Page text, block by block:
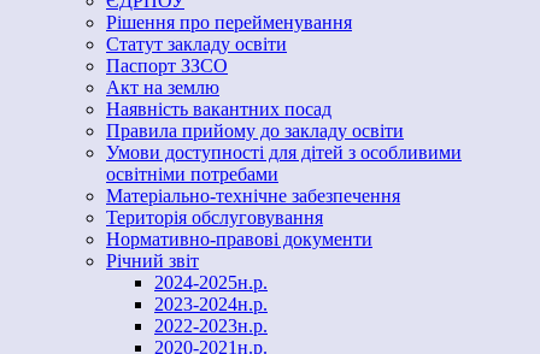
Рішення про перейменування
Статут закладу освіти
Паспорт ЗЗСО
Акт на землю
Наявність вакантних посад
Правила прийому до закладу освіти
Умови доступності для дітей з особливими
освітніми потребами
Матеріально-технічне забезпечення
Територія обслуговування
Нормативно-правові документи
Річний звіт
2024-2025н.р.
2023-2024н.р.
2022-2023н.р.
2020-2021н.р.